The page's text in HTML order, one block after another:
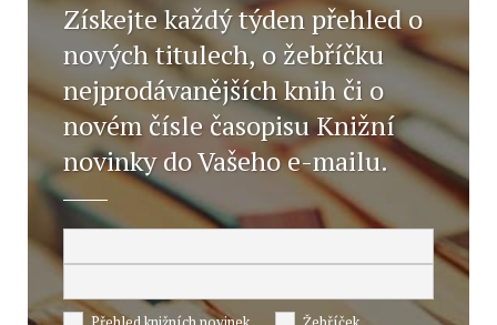
Získejte každý týden přehled o
nových titulech, o žebříčku
nejprodávanějších knih či o
novém čísle časopisu Knižní
novinky do Vašeho e-mailu.